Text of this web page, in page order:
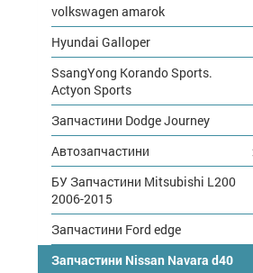
volkswagen amarok
Hyundai Galloper
SsangYong Korando Sports.
Actyon Sports
Запчастини Dodge Journey
Автозапчастини
БУ Запчастини Mitsubishi L200
2006-2015
Запчастини Ford edge
Запчастини Nissan Navara d40